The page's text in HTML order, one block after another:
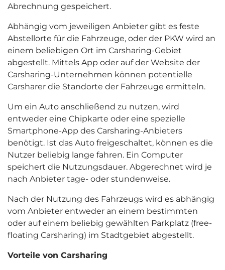
Abrechnung gespeichert.
Abhängig vom jeweiligen Anbieter gibt es feste
Abstellorte für die Fahrzeuge, oder der PKW wird an
einem beliebigen Ort im Carsharing-Gebiet
abgestellt. Mittels App oder auf der Website der
Carsharing-Unternehmen können potentielle
Carsharer die Standorte der Fahrzeuge ermitteln.
Um ein Auto anschließend zu nutzen, wird
entweder eine Chipkarte oder eine spezielle
Smartphone-App des Carsharing-Anbieters
benötigt. Ist das Auto freigeschaltet, können es die
Nutzer beliebig lange fahren. Ein Computer
speichert die Nutzungsdauer. Abgerechnet wird je
nach Anbieter tage- oder stundenweise.
Nach der Nutzung des Fahrzeugs wird es abhängig
vom Anbieter entweder an einem bestimmten
oder auf einem beliebig gewählten Parkplatz (free-
floating Carsharing) im Stadtgebiet abgestellt.
Vorteile von Carsharing